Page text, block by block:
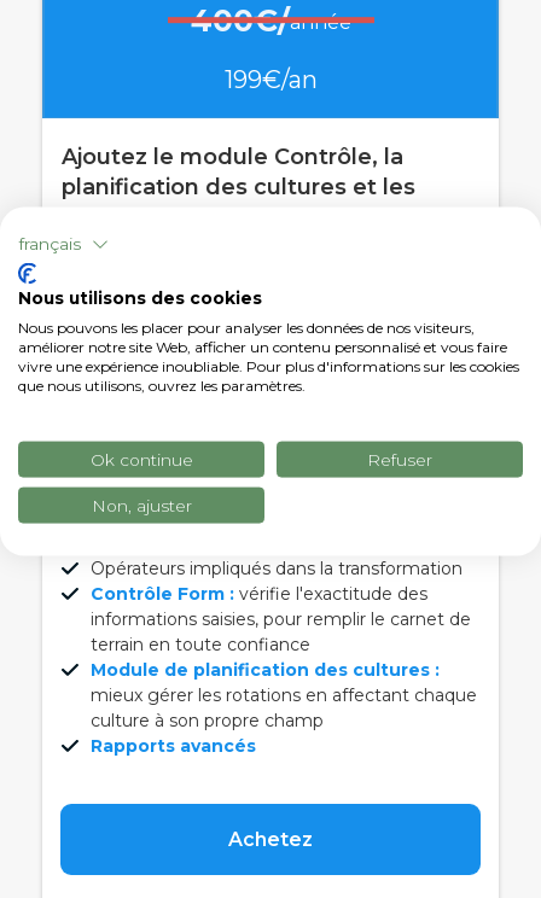
400€/année
199€/an
Ajoutez le module Contrôle, la
planification des cultures et les
notes de terrain toujours à jour,
certifications biologiques et aux
certifications d'écart global.
Traitements phytosanitaires
Traitement des semences
organique
Irrigation et fertigation
Rotation des cultures
Machines agricoles utilisées pour la
Opérateurs impliqués dans la transformation
Contrôle Form : vérifie l'exactitude des
informations saisies, pour remplir le carnet de
terrain en toute confiance
Module de planification des cultures :
mieux gérer les rotations en affectant chaque
culture à son propre champ
Rapports avancés
Achetez
français
Nous utilisons des cookies
Nous pouvons les placer pour analyser les données de nos visiteurs,
améliorer notre site Web, afficher un contenu personnalisé et vous faire
vivre une expérience inoubliable. Pour plus d'informations sur les cookies
que nous utilisons, ouvrez les paramètres.
Ok continue Refuser
Non, ajuster